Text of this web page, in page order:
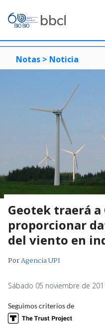
Notas > Noticia
Geotek traerá
proporcionar
del viento en
PorAgencia UPI
Sábado 05 noviembre de
Seguimos criterios de